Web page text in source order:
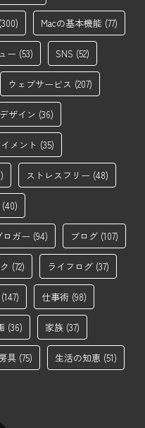
(300) Macの基本機能 (77)
ー (53) SNS (52)
ウェブサービス (207)
ザイン (36)
メント (35)
ストレスフリー (48)
(40)
ロガー (94) ブログ (107)
(72) ライフログ (37)
(147) 仕事術 (98)
(36) 家族 (37)
具 (75) 生活の知恵 (51)